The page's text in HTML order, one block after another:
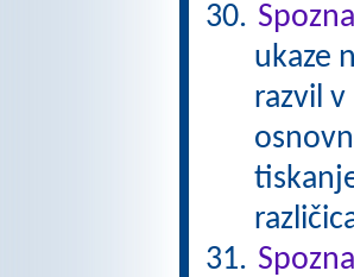
ukaze
razvil